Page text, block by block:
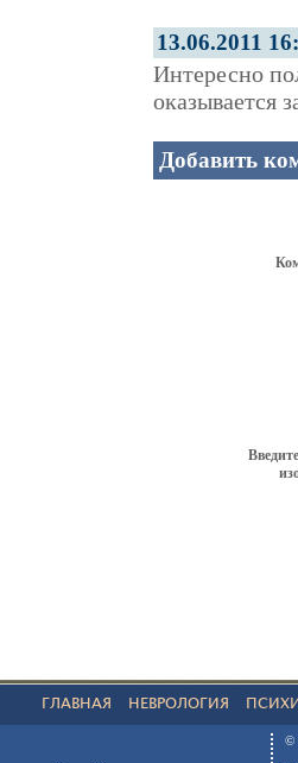
13.06.2011
Интересно
оказывается
Добавить
ГЛАВНАЯ НЕВРОЛОГИЯ
©